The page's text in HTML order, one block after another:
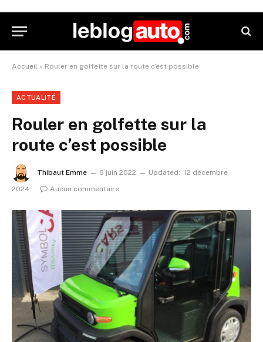
Accueil » Rouler en golfette sur la route c’est possible
ACTUALITÉ
Rouler en golfette sur la
route c’est possible
Thibaut Emme 6 juin 2022 Updated: 12 décembre
2024
Aucun commentaire